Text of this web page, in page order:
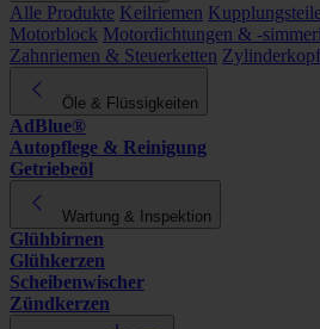
Alle Produkte Keilriemen
Motorblock Motordichtungen & -
Zahnriemen & Steuerketten Zylinderkopf
Öle & Flüssigkeiten
AdBlue®
Autopflege & Reinigung
Getriebeöl
Wartung & Inspektion
Glühbirnen
Glühkerzen
Scheibenwischer
Zündkerzen